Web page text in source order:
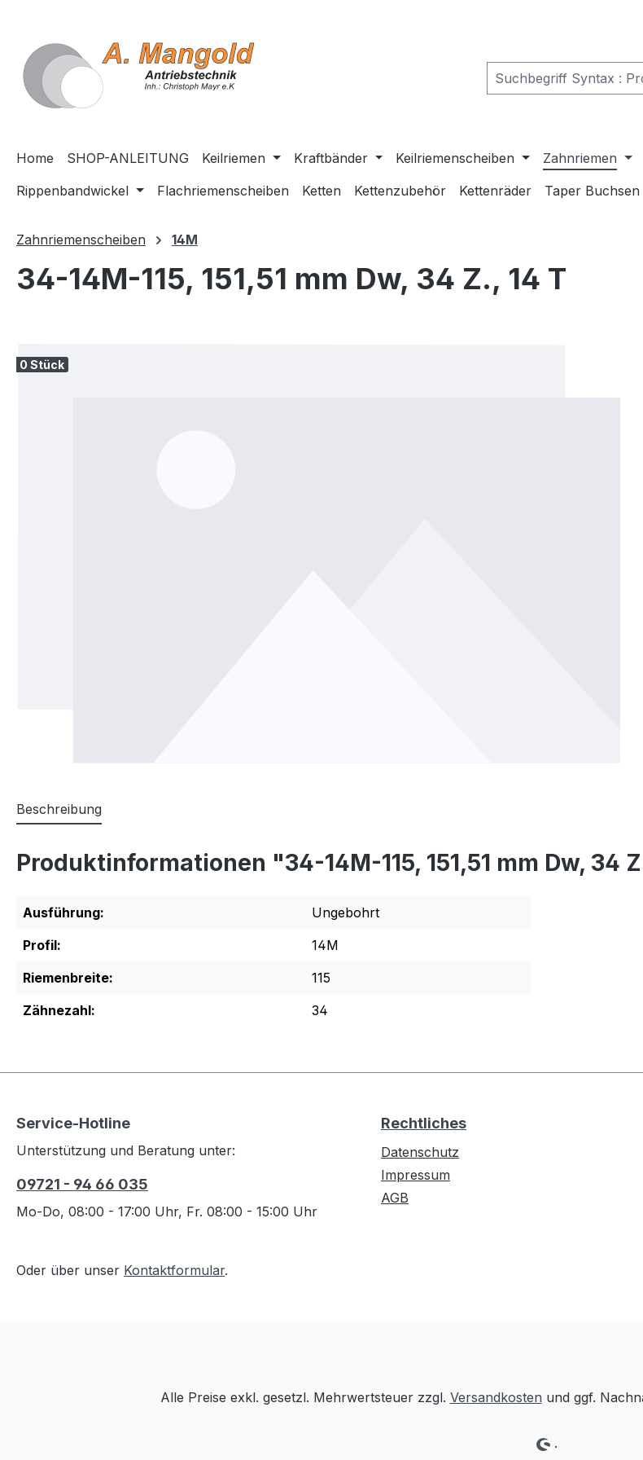
Home SHOP-ANLEITUNG Keilriemen Kraftbänder Keilriemenscheiben Zahnriemen
Rippenbandwickel
Flachriemenscheiben Ketten Kettenzubehör Kettenräder Taper Buchsen
Zahnriemenscheiben 14M
34-14M-115, 151,51 mm Dw, 34 Z., 14 T
0 Stück
Beschreibung
Produktinformationen "34-14M-115, 151,51 mm Dw, 34
Ausführung:
Ungebohrt
Profil:
14M
Riemenbreite:
115
Zähnezahl:
34
Service-Hotline
Unterstützung und Beratung unter:
09721 - 94 66 035
Mo-Do, 08:00 - 17:00 Uhr, Fr. 08:00 - 15:00 Uhr
Oder über unser Kontaktformular.
Rechtliches
Datenschutz
Impressum
AGB
Alle Preise exkl. gesetzl. Mehrwertsteuer zzgl. Versandkosten und ggf.
.